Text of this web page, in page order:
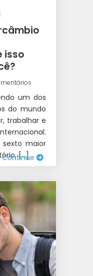
NA
E
isso
um dos
do mundo
trabalhar e
sexto maior
[…]
Continue